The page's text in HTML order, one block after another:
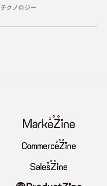
テクノロジー